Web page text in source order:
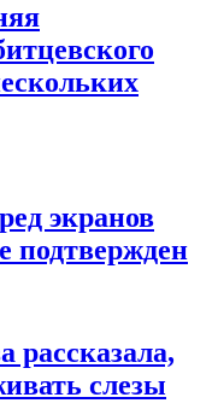
экранов
подтвержден
рассказала,
слезы